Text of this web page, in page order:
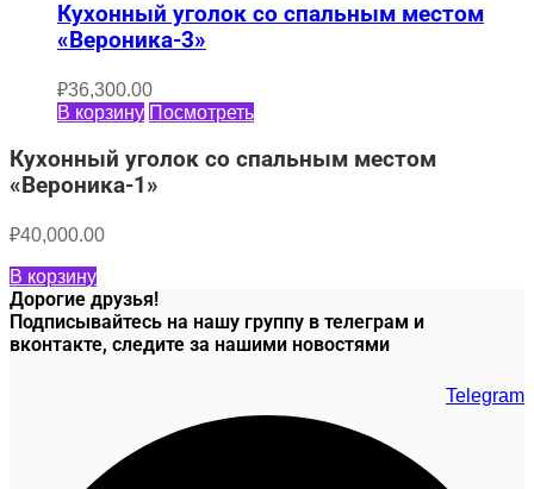
Кухонный уголок со спальным местом
«Вероника-3»
₽36,300.00
В корзину Посмотреть
Кухонный уголок со спальным местом
«Вероника-1»
₽40,000.00
В корзину
Дорогие друзья!
Подписывайтесь на нашу группу в телеграм и
вконтакте, следите за нашими новостями
Telegram